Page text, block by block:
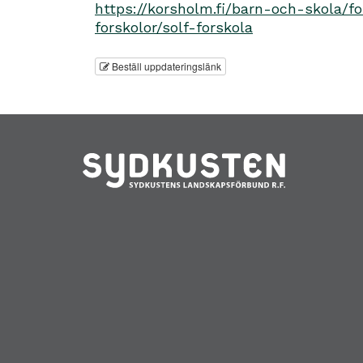
https://korsholm.fi/barn-och-skola/
forskolor/solf-forskola
Beställ uppdateringslänk